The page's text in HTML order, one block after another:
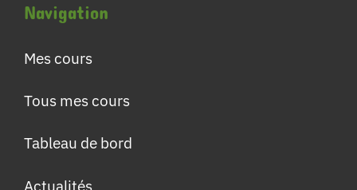
Navigation
Mes cours
Tous mes cours
Tableau de bord
Actualités